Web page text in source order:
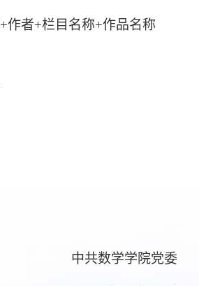
+作者+栏目名称+作品名称
中共数学学院党委